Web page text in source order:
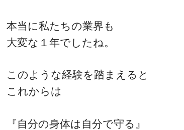
本当に私たちの業界も
大変な１年でしたね。
このような経験を踏まえると
これからは
『自分の身体は自分で守る』